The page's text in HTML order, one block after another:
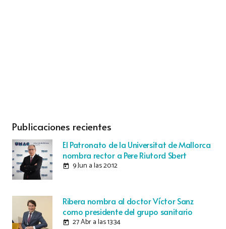
Publicaciones recientes
El Patronato de la Universitat de Mallorca
nombra rector a Pere Riutord Sbert
today 9 Jun a las 20:12
Ribera nombra al doctor Víctor Sanz
como presidente del grupo sanitario
today 27 Abr a las 13:34